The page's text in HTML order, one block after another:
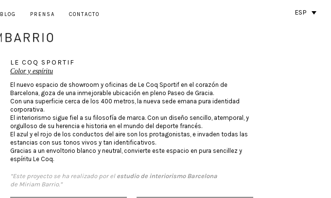
BLOG PRENSA CONTACTO ESP
LE COQ SPORTIF
Color y espíritu
El nuevo espacio de showroom y oficinas de Le Coq Sportif en el corazón de
Barcelona, goza de una inmejorable ubicación en pleno Paseo de Gracia.
Con una superficie cerca de los 400 metros, la nueva sede emana pura identidad
corporativa.
El interiorismo sigue fiel a su filosofía de marca. Con un diseño sencillo, atemporal, y
orgulloso de su herencia e historia en el mundo del deporte francés.
El azul y el rojo de los conductos del aire son los protagonistas, e invaden todas las
estancias con sus tonos vivos y tan identificativos.
Gracias a un envoltorio blanco y neutral, convierte este espacio en pura sencillez y
espíritu Le Coq.
“Este proyecto se ha realizado por el estudio de interiorismo Barcelona
de Miriam Barrio.”